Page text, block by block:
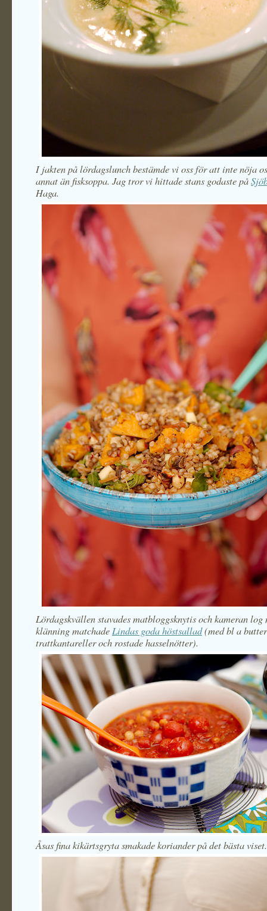
I jakten på lördagslunch bestämde vi oss för att inte nöja
annat än fisksoppa. Jag tror vi hittade stans godaste på
Haga.
Lördagskvällen stavades matbloggsknytis och kameran log
klänning matchade Lindas goda höstsallad(med bl a
trattkantareller och rostade hasselnötter).
Åsas fina kikärtsgryta smakade koriander på det bästa viset.